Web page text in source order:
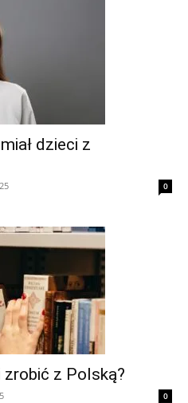
dzieci z
0
z Polską?
0